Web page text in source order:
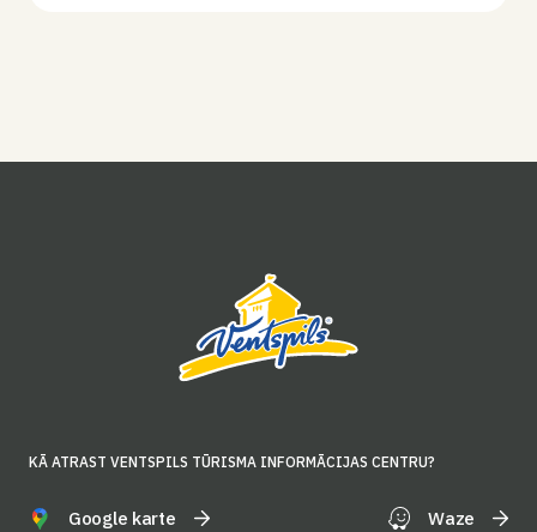
KĀ ATRAST VENTSPILS TŪRISMA INFORMĀCIJAS CENTRU?
Google karte Waze